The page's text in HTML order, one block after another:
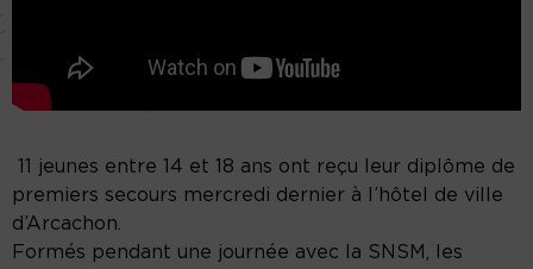
11 jeunes entre 14 et 18 ans ont reçu leur diplôme de
premiers secours mercredi dernier à l’hôtel de ville
d’Arcachon.
Formés pendant une journée avec la SNSM, les